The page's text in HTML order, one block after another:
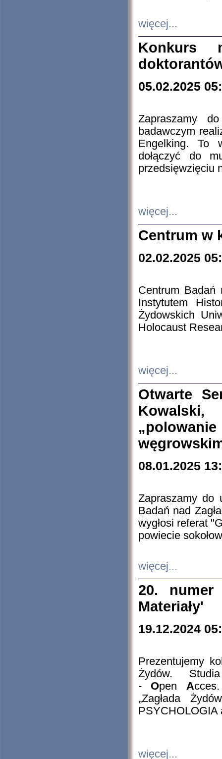
więcej...
Konkurs
05.02.2025
Zapraszamy
badawczym
Engelking. To
dołączyć do
przedsięwzięciu
więcej...
Centrum w
02.02.2025
Centrum Badań
Instytutem
Żydowskich
Holocaust
więcej...
Otwarte
08.01.2025
Zapraszamy do
Badań nad
wygłosi referat
powiecie
więcej...
20. numer
Materiały'
19.12.2024
Prezentujemy
Żydów.
- Open A
„Zagłada
PSYCHOLOGIA
więcej...